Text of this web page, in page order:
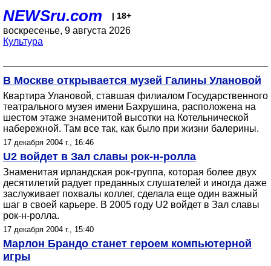
NEWSru.com | 18+
воскресенье, 9 августа 2026
Культура
В Москве открывается музей Галины Улановой
Квартира Улановой, ставшая филиалом Государственного
театрального музея имени Бахрушина, расположена на
шестом этаже знаменитой высотки на Котельнической
набережной. Там все так, как было при жизни балерины.
17 декабря 2004 г., 16:46
U2 войдет в Зал славы рок-н-ролла
Знаменитая ирландская рок-группа, которая более двух
десятилетий радует преданных слушателей и иногда даже
заслуживает похвалы коллег, сделала еще один важный
шаг в своей карьере. В 2005 году U2 войдет в Зал славы
рок-н-ролла.
17 декабря 2004 г., 15:40
Марлон Брандо станет героем компьютерной
игры